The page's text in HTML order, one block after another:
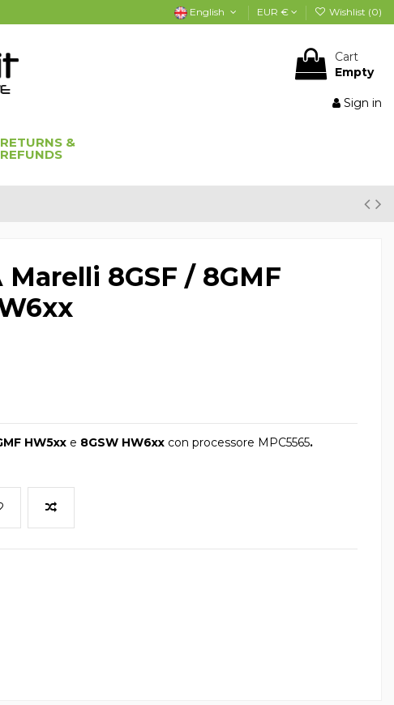
English EUR € Wishlist (0)
Cart
Empty
Sign in
RETURNS &
REFUNDS
Marelli 8GSF / 8GMF
HW5xx e 8GSW HW6xx con processore MPC5565.